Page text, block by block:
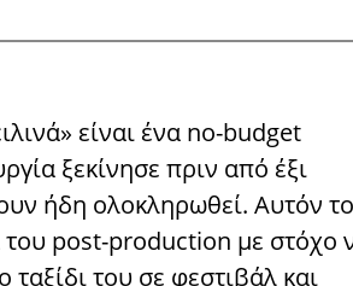
είναι ένα no-budget
ξεκίνησε πριν από έξι
ήδη ολοκληρωθεί. Αυτόν
του post-production με στόχο
ταξίδι του σε φεστιβάλ και